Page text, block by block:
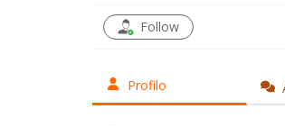
Follow
Profilo